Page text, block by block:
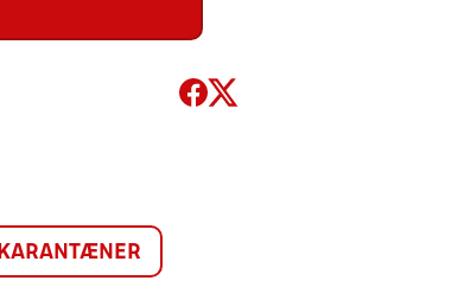
KARANTÆNER